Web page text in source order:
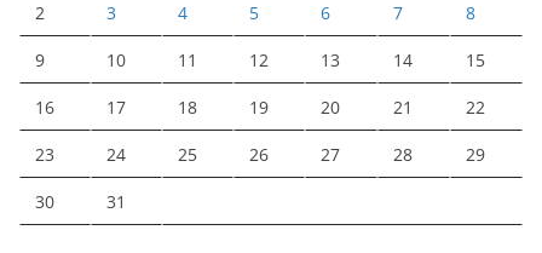
2 3 4 5 6 7 8
9 10 11 12 13 14 15
16 17 18 19 20 21 22
23 24 25 26 27 28 29
30 31